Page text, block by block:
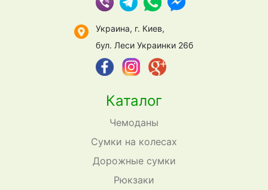
Каталог
Чемоданы
Сумки на колесах
Дорожные сумки
Рюкзаки
Украина, г. Киев,
бул. Леси Украинки 26б